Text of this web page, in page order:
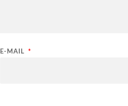
E-MAIL *